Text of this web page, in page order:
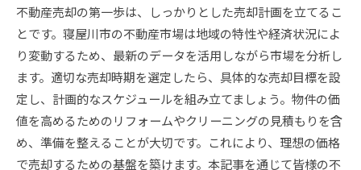
エージェントと協力し売却をスムーズに進める
方法
売却計画の見直しと改善ポイント
迅速で確実な売却を促進するツールの活用
寝屋川市市場の特性を活かした売却戦略
不動産売却の第一歩は、しっかりとした売却計画を立てるこ
とです。寝屋川市の不動産市場は地域の特性や経済状況によ
り変動するため、最新のデータを活用しながら市場を分析し
ます。適切な売却時期を選定したら、具体的な売却目標を設
定し、計画的なスケジュールを組み立てましょう。物件の価
値を高めるためのリフォームやクリーニングの見積もりを含
め、準備を整えることが大切です。これにより、理想の価格
で売却するための基盤を築けます。本記事を通じて皆様の不